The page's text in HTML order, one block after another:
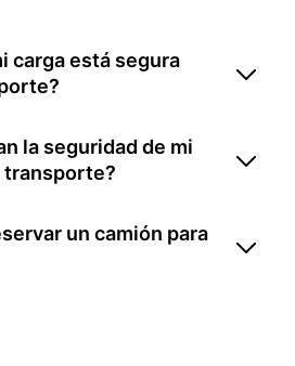
carga está segura
la seguridad de mi
transporte?
un camión para